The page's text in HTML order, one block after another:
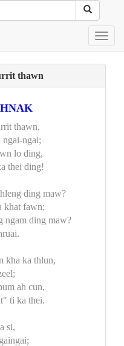
thawn
thawn,
ngai;
lo ding,
thei ding!
ding maw?
khat fawn;
ngam ding maw?
kha ka thlun,
ah cun,
ti ka thei.
si,